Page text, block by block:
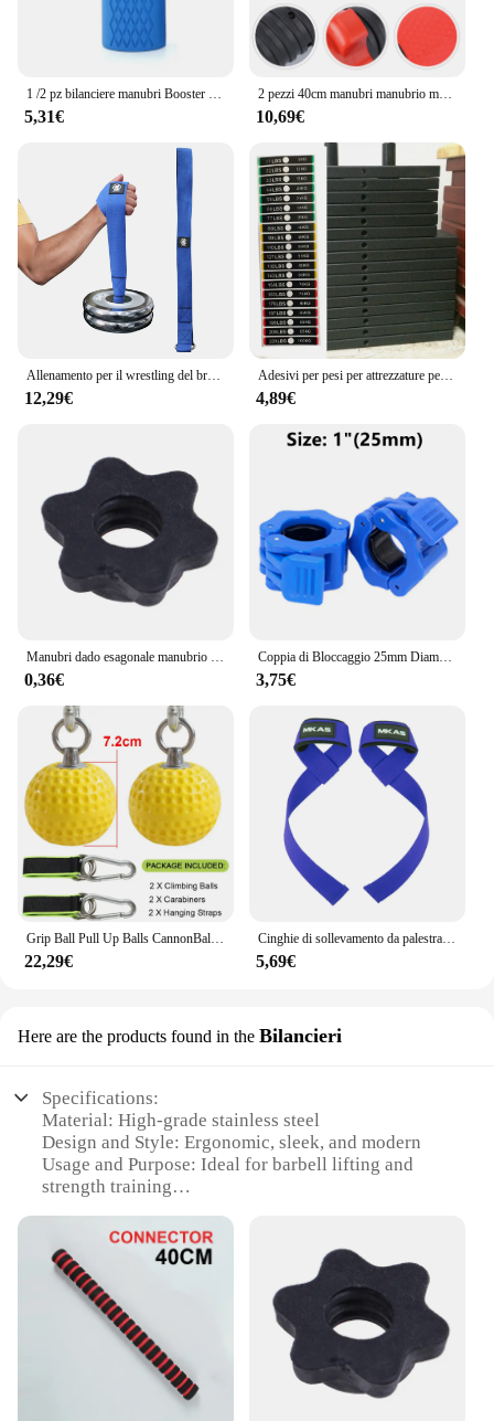
1 /2 pz bilanciere manubri Booster Grip attrezzature per il Fitness portatili accessori per attrezzature per il Fitness evitare lesioni aumento dell'attrito
5,31€
2 pezzi 40cm manubri manubrio maniglie accessori per sollevamento pesi per palestra bilancieri allenamento della forza ()
10,69€
Allenamento per il wrestling del braccio Cinghia di carico per bilancieri Braccio Dito Polso Esercitatore Rinforzo Allenamenti per la forza muscolare dell'avambraccio
12,29€
Adesivi per pesi per attrezzature per il fitness Etichette per blocchi di pesi per palestra Adesivi per numeri PP 119 * 18mm Accessori per utensili per bilancieri
4,89€
Manubri dado esagonale manubrio asta dado Spinlock collari per bilancieri Bar manubri raccordo Bar morsetti dado per allenamento della forza sport
0,36€
Coppia di Bloccaggio 25mm Diametro Barra Standard Manubri Bilanciere Collari Clip di Blocco Morsetto Sollevamento Pesi Palestra Fitness Bodybuilding
3,75€
22,29€
Cinghie di sollevamento da palestra guanti da Fitness fasce per le mani antiscivolo supporto per il polso per sollevamento pesi bilancieri Crossfit Fitness Powerlifting
5,69€
Here are the products found in the Bilancieri
Specifications:
Material: High-grade stainless steel
Design and Style: Ergonomic, sleek, and modern
Usage and Purpose: Ideal for barbell lifting and
strength training
and home workout spaces
Shape or Size or Weight or Quantity: Available in
multiple sets and sizes
Performance and Property: Durable, corrosion-
resistant, and easy to clean